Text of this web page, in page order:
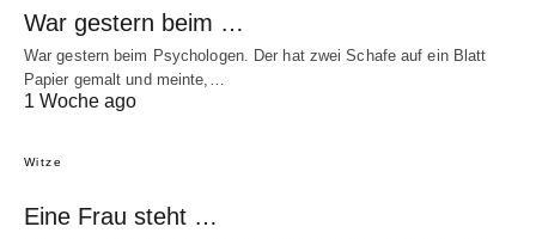
War gestern beim …
War gestern beim Psychologen. Der hat zwei Schafe auf ein Blatt
Papier gemalt und meinte,…
1 Woche ago
Witze
Eine Frau steht …